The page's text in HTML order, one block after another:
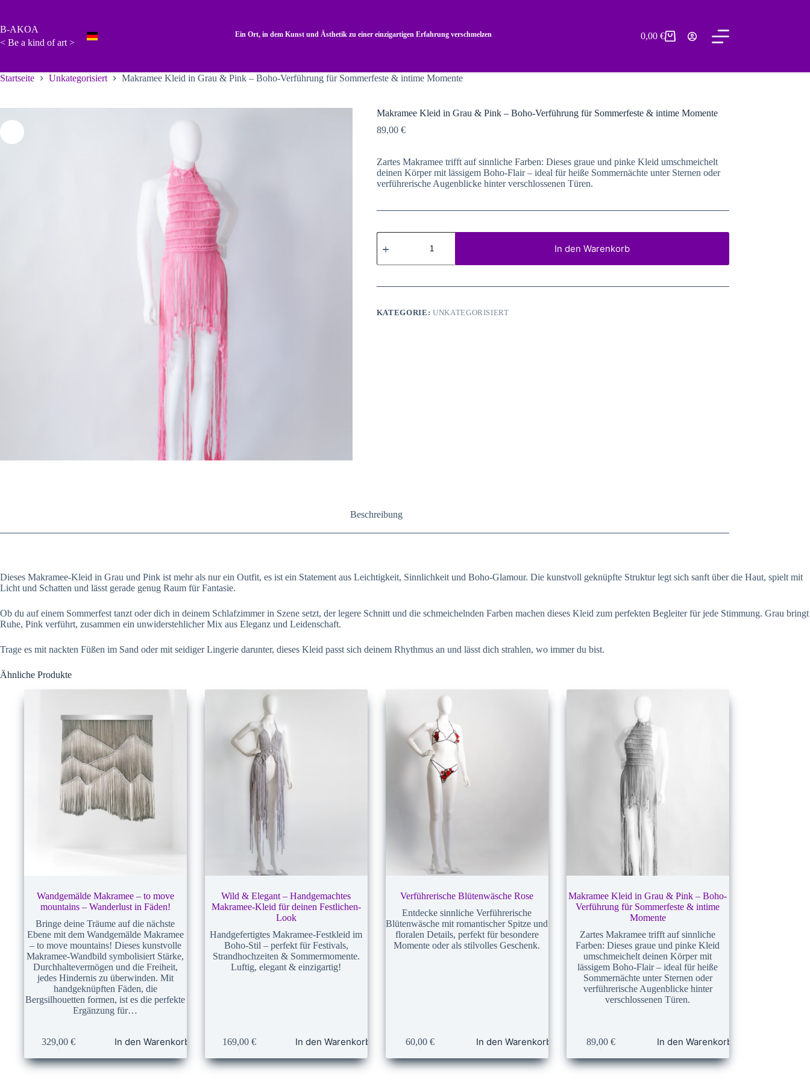
springen
B-AKOA
< Be a kind of art >
Ein Ort, in dem Kunst und Ästhetik zu einer einzigartigen Erfahrung verschmelzen
Warenkorb
0,00 €
Startseite Unkategorisiert Makramee Kleid in Grau & Pink – Boho-Verführung für Sommerfeste & intime Momente
Makramee Kleid in Grau & Pink – Boho-Verführung für Sommerfeste & intime Momente
89,00 €
Zartes Makramee trifft auf sinnliche Farben: Dieses graue und pinke Kleid umschmeichelt
deinen Körper mit lässigem Boho-Flair – ideal für heiße Sommernächte unter Sternen oder
verführerische Augenblicke hinter verschlossenen Türen.
Makramee
Kleid
Grau
Pink
Boho-
Verführung
In den Warenkorb
KATEGORIE: UNKATEGORISIERT
Beschreibung
Dieses Makramee-Kleid in Grau und Pink ist mehr als nur ein Outfit, es ist ein Statement aus Leichtigkeit, Sinnlichkeit und Boho-Glamour. Die kunstvoll geknüpfte Struktur legt sich sanft über die Haut, spielt mit
Licht und Schatten und lässt gerade genug Raum für Fantasie.
Ob du auf einem Sommerfest tanzt oder dich in deinem Schlafzimmer in Szene setzt, der legere Schnitt und die schmeichelnden Farben machen dieses Kleid zum perfekten Begleiter für jede Stimmung. Grau bringt
Ruhe, Pink verführt, zusammen ein unwiderstehlicher Mix aus Eleganz und Leidenschaft.
Trage es mit nackten Füßen im Sand oder mit seidiger Lingerie darunter, dieses Kleid passt sich deinem Rhythmus an und lässt dich strahlen, wo immer du bist.
Ähnliche Produkte
Wandgemälde Makramee – to move
mountains – Wanderlust in Fäden!
Bringe deine Träume auf die nächste
Ebene mit dem Wandgemälde Makramee
– to move mountains! Dieses kunstvolle
Makramee-Wandbild symbolisiert Stärke,
Durchhaltevermögen und die Freiheit,
jedes Hindernis zu überwinden. Mit
handgeknüpften Fäden, die
Bergsilhouetten formen, ist es die perfekte
Ergänzung für…
329,00€ In den Warenkorb
Wild & Elegant – Handgemachtes
Makramee-Kleid für deinen Festlichen-
Look
Handgefertigtes Makramee-Festkleid im
Boho-Stil – perfekt für Festivals,
Strandhochzeiten & Sommermomente.
Luftig, elegant & einzigartig!
169,00€ In den Warenkorb
Verführerische Blütenwäsche Rose
Entdecke sinnliche Verführerische
Blütenwäsche mit romantischer Spitze und
floralen Details, perfekt für besondere
Momente oder als stilvolles Geschenk.
60,00€ In den Warenkorb
Makramee Kleid in Grau & Pink – Boho-
Verführung für Sommerfeste & intime
Momente
Zartes Makramee trifft auf sinnliche
Farben: Dieses graue und pinke Kleid
umschmeichelt deinen Körper mit
lässigem Boho-Flair – ideal für heiße
Sommernächte unter Sternen oder
verführerische Augenblicke hinter
verschlossenen Türen.
89,00€ In den Warenkorb